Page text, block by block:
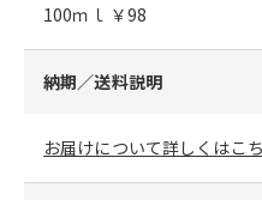
100ｍｌ ￥98
納期／送料説明
お届けについて詳しくはこ